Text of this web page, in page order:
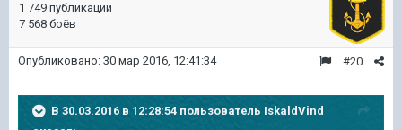
1 749 публикаций
7 568 боёв
#20
Опубликовано: 30 мар 2016, 12:41:34
В 30.03.2016 в 12:28:54 пользователь IskaldVind